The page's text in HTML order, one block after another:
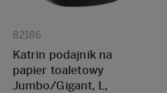
82186
Katrin podajnik na
papier toaletowy
Jumbo/Gigant, L,